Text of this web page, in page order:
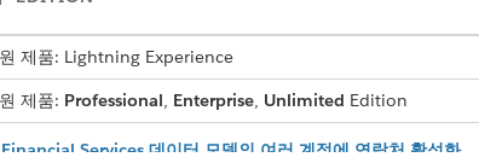
제품: Lightning Experience
제품: Professional, Enterprise, Unlimited Edition
Financial Services 데이터 모델의 여러 계정에 연락처 활성화